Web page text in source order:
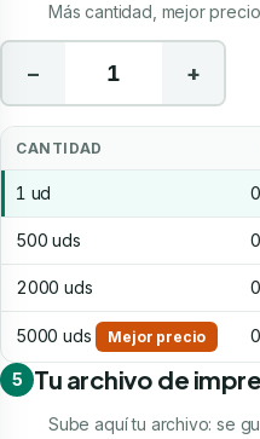
Más cantidad, mejor
− +
CANTIDAD
1 ud
500 uds
2000 uds
5000 uds Mejor precio
5 Tu archivo de
Sube aquí tu archivo: se